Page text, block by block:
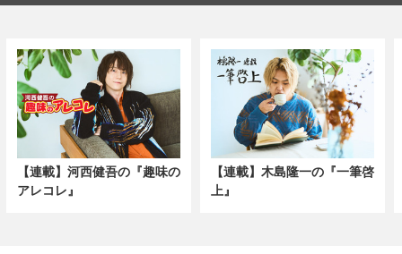
【連載】河西健吾の『趣味の
アレコレ』
【連載】木島隆一の『一筆啓
上』